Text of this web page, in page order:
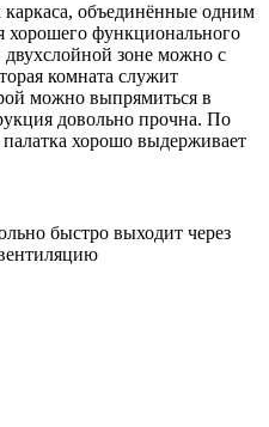
объединённые одним
хорошего функционального
двухслойной зоне можно с
комната служит
можно выпрямиться в
довольно прочна. По
палатка хорошо выдерживает
быстро выходит через